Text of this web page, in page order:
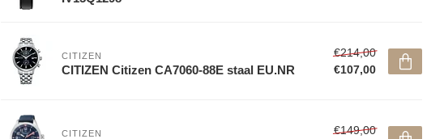
CITIZEN
CITIZEN Citizen CA7060-88E staal EU.NR
€214,00
€107,00
CITIZEN
€149,00